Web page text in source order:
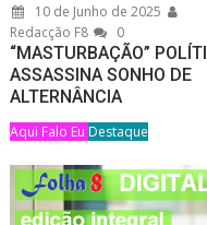
10 de Junho de 2025
Redacção F8
0
“MASTURBAÇÃO”
ASSASSINA SONHO DE
ALTERNÂNCIA
Aqui Falo Eu Destaque